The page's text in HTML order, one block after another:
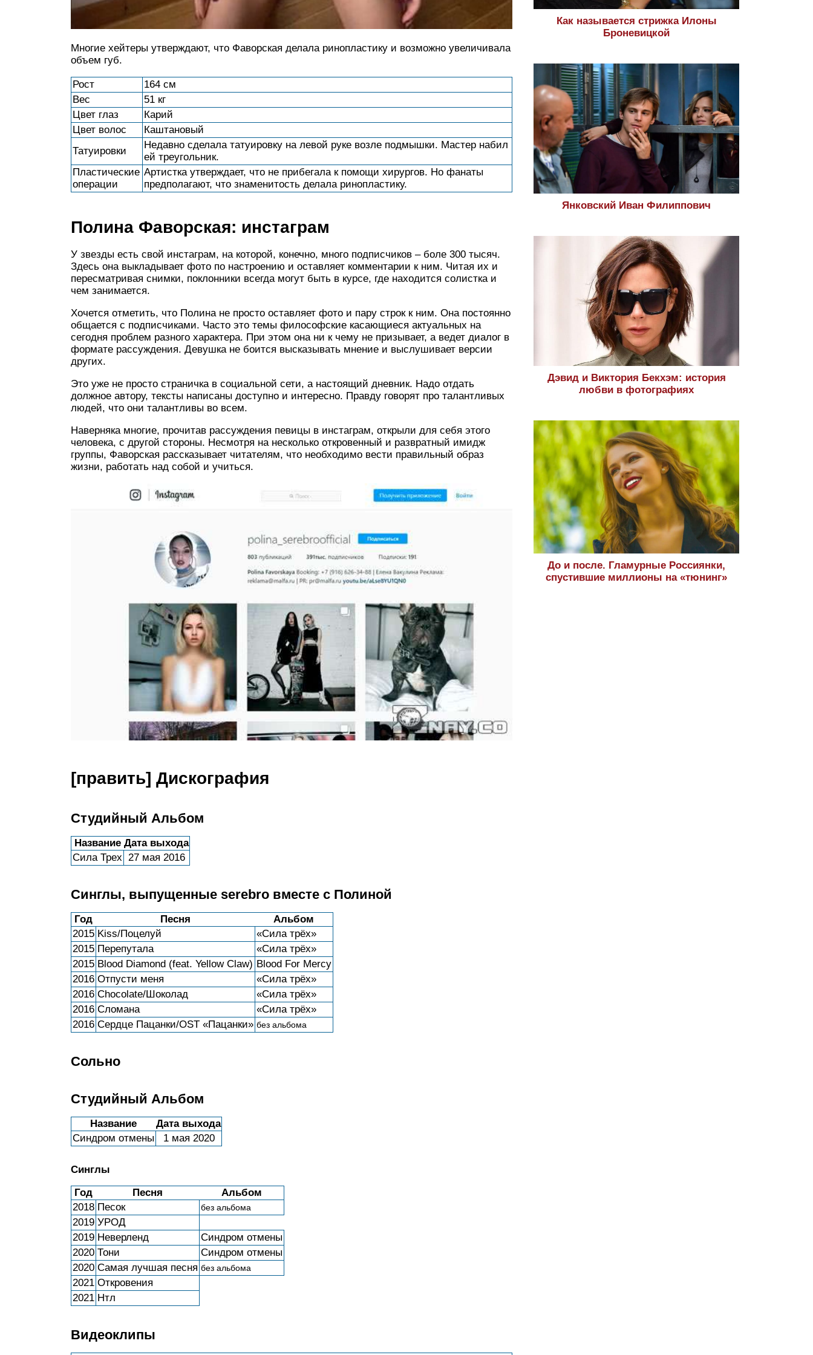
Многие хейтеры утверждают, что Фаворская делала ринопластику и возможно увеличивала
объем губ.
Рост
164 см
Вес
51 кг
Цвет глаз
Карий
Цвет волос
Каштановый
Татуировки
Недавно сделала татуировку на левой руке возле подмышки. Мастер набил
ей треугольник.
Пластические
операции
Артистка утверждает, что не прибегала к помощи хирургов. Но фанаты
предполагают, что знаменитость делала ринопластику.
Полина Фаворская: инстаграм
У звезды есть свой инстаграм, на которой, конечно, много подписчиков – боле 300 тысяч.
Здесь она выкладывает фото по настроению и оставляет комментарии к ним. Читая их и
пересматривая снимки, поклонники всегда могут быть в курсе, где находится солистка и
чем занимается.
Хочется отметить, что Полина не просто оставляет фото и пару строк к ним. Она постоянно
общается с подписчиками. Часто это темы философские касающиеся актуальных на
сегодня проблем разного характера. При этом она ни к чему не призывает, а ведет диалог в
формате рассуждения. Девушка не боится высказывать мнение и выслушивает версии
других.
Это уже не просто страничка в социальной сети, а настоящий дневник. Надо отдать
должное автору, тексты написаны доступно и интересно. Правду говорят про талантливых
людей, что они талантливы во всем.
Наверняка многие, прочитав рассуждения певицы в инстаграм, открыли для себя этого
человека, с другой стороны. Несмотря на несколько откровенный и развратный имидж
группы, Фаворская рассказывает читателям, что необходимо вести правильный образ
жизни, работать над собой и учиться.
[править] Дискография
Студийный Альбом
Название Дата выхода
Сила Трех 27 мая 2016
Синглы, выпущенные serebro вместе с Полиной
Год Песня
Альбом
2015 Kiss/Поцелуй
«Сила трёх»
2015 Перепутала
«Сила трёх»
2015 Blood Diamond (feat. Yellow Claw) Blood For Mercy
2016 Отпусти меня
«Сила трёх»
2016 Chocolate/Шоколад
«Сила трёх»
2016 Сломана
«Сила трёх»
2016 Сердце Пацанки/OST «Пацанки» без альбома
Сольно
Студийный Альбом
Название
Дата выхода
Синдром отмены
1 мая 2020
Синглы
Год
Песня
Альбом
2018 Песок без альбома
2019 УРОД
2019 Неверленд
Синдром отмены
2020 Тони
Синдром отмены
2020 Самая лучшая песня без альбома
2021 Откровения
2021 Нтл
Видеоклипы
Как называется стрижка Илоны
Броневицкой
Янковский Иван Филиппович
Дэвид и Виктория Бекхэм: история
любви в фотографиях
До и после. Гламурные Россиянки,
спустившие миллионы на «тюнинг»